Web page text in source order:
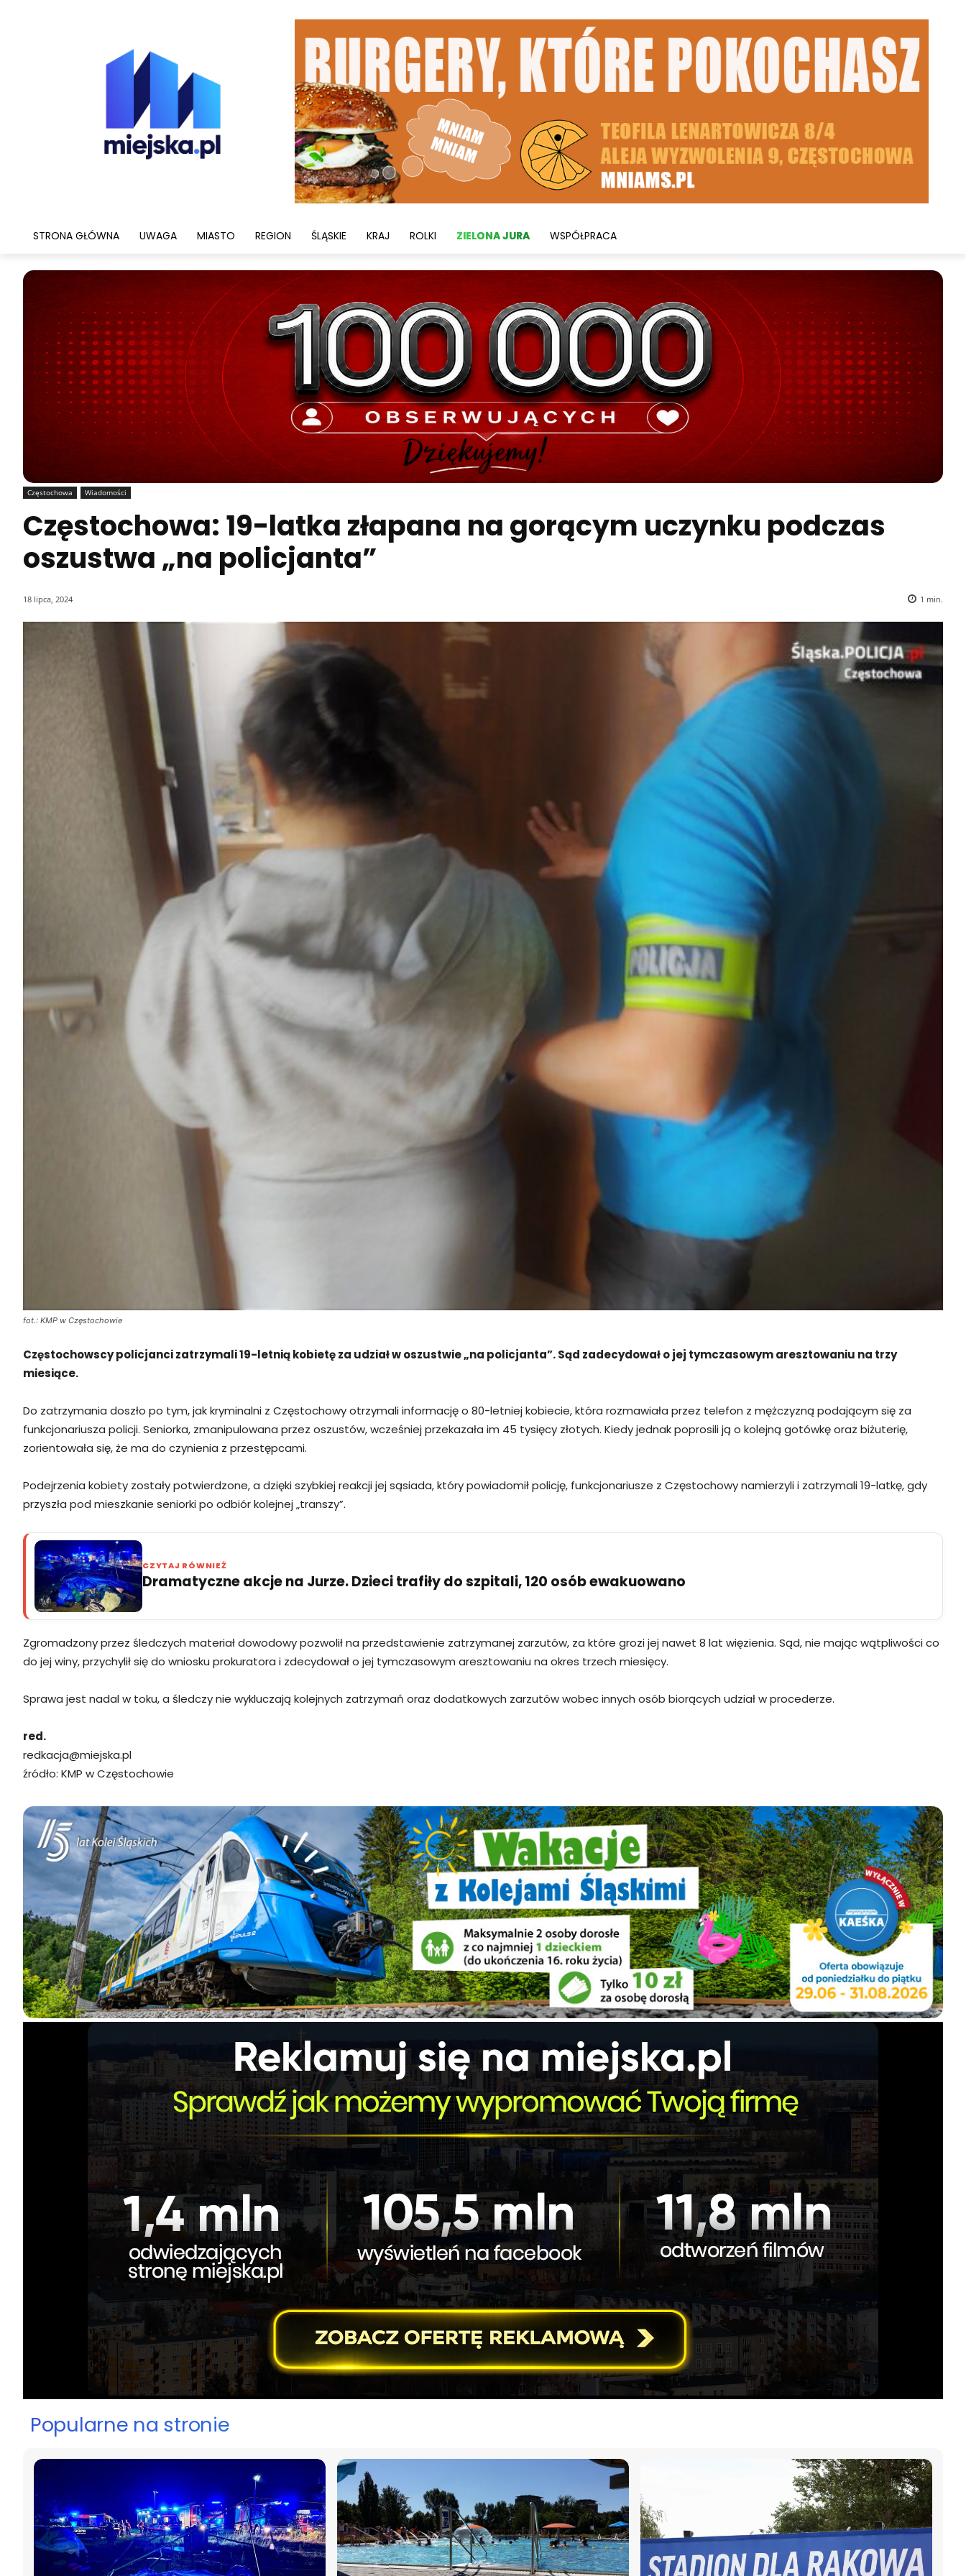
STRONA GŁÓWNA UWAGA MIASTO REGION ŚLĄSKIE KRAJ ROLKI ZIELONA JURA WSPÓŁPRACA
Częstochowa Wiadomości
Częstochowa: 19-latka złapana na gorącym uczynku podczas
oszustwa „na policjanta”
18 lipca, 2024 1 min.
fot.: KMP w Częstochowie
Częstochowscy policjanci zatrzymali 19-letnią kobietę za udział w oszustwie „na policjanta”. Sąd zadecydował o jej tymczasowym aresztowaniu na trzy
miesiące.
Do zatrzymania doszło po tym, jak kryminalni z Częstochowy otrzymali informację o 80-letniej kobiecie, która rozmawiała przez telefon z mężczyzną podającym się za
funkcjonariusza policji. Seniorka, zmanipulowana przez oszustów, wcześniej przekazała im 45 tysięcy złotych. Kiedy jednak poprosili ją o kolejną gotówkę oraz biżuterię,
zorientowała się, że ma do czynienia z przestępcami.
Podejrzenia kobiety zostały potwierdzone, a dzięki szybkiej reakcji jej sąsiada, który powiadomił policję, funkcjonariusze z Częstochowy namierzyli i zatrzymali 19-latkę, gdy
przyszła pod mieszkanie seniorki po odbiór kolejnej „transzy”.
CZYTAJ RÓWNIEŻ
Dramatyczne akcje na Jurze. Dzieci trafiły do szpitali, 120 osób ewakuowano
Zgromadzony przez śledczych materiał dowodowy pozwolił na przedstawienie zatrzymanej zarzutów, za które grozi jej nawet 8 lat więzienia. Sąd, nie mając wątpliwości co
do jej winy, przychylił się do wniosku prokuratora i zdecydował o jej tymczasowym aresztowaniu na okres trzech miesięcy.
Sprawa jest nadal w toku, a śledczy nie wykluczają kolejnych zatrzymań oraz dodatkowych zarzutów wobec innych osób biorących udział w procederze.
red.
redkacja@miejska.pl
źródło: KMP w Częstochowie
Popularne na stronie